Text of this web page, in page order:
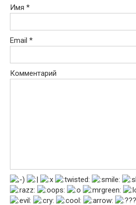
Имя *
Email *
Комментарий